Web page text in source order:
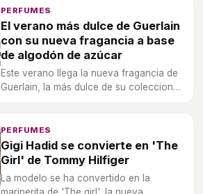
hippies ibicencos.
PERFUMES
El verano más dulce de Guerlain
con su nueva fragancia a base
de algodón de azúcar
Este verano llega la nueva fragancia de
Guerlain, la más dulce de su coleccion
PERFUMES
Gigi Hadid se convierte en 'The
Girl' de Tommy Hilfiger
La modelo se ha convertido en la